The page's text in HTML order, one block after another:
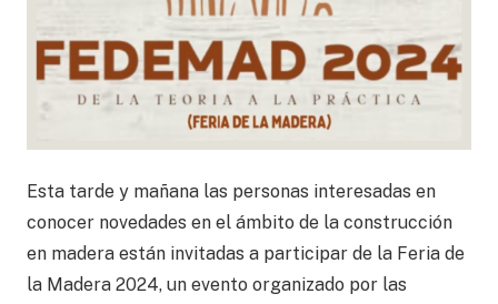
Esta tarde y mañana las personas interesadas en
conocer novedades en el ámbito de la construcción
en madera están invitadas a participar de la Feria de
la Madera 2024, un evento organizado por las